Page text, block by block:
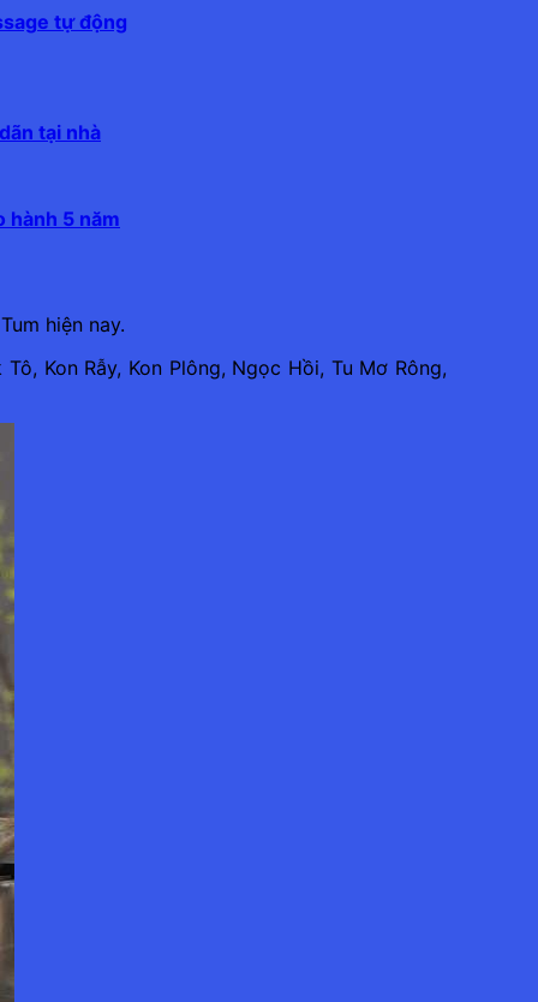
tự động
tại nhà
hành 5 năm
hiện nay.
Kon Rẫy, Kon Plông, Ngọc Hồi, Tu Mơ Rông,